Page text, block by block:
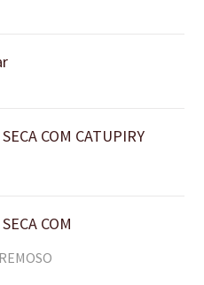
COM CATUPIRY
COM